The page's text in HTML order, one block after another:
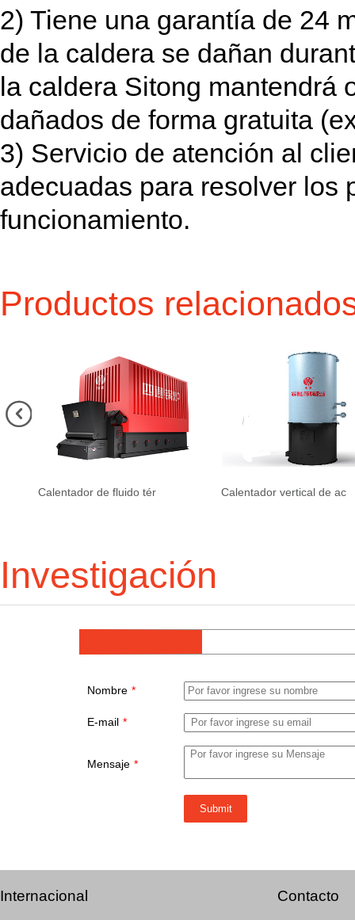
2) Tiene una garantía de 24
de la caldera se dañan
la caldera Sitong mantendrá
dañados de forma gratuita
3) Servicio de atención al
adecuadas para resolver los
funcionamiento.
Productos

Calentador de fluido tér Calentador vertical de ac
Investigación
Nombre *
E-mail *
Mensaje *
Internacional Contacto